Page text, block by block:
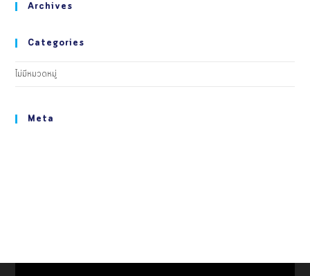
Archives
Categories
ไม่มีหมวดหมู่
Meta